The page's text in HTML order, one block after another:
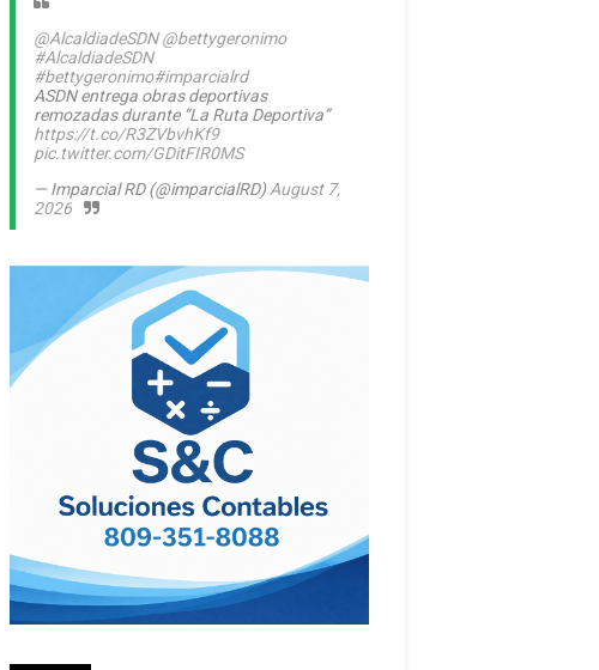
@AlcaldiadeSDN @bettygeronimo
#AlcaldiadeSDN
#bettygeronimo#imparcialrd
ASDN entrega obras deportivas
remozadas durante “La Ruta Deportiva”
https://t.co/R3ZVbvhKf9
pic.twitter.com/GDitFIR0MS
— Imparcial RD (@imparcialRD)August 7,
2026